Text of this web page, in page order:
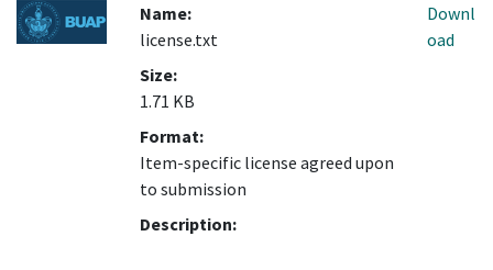
Name:
license.txt
Size:
1.71 KB
Format:
Item-specific license agreed upon
to submission
Description:
Downl
oad